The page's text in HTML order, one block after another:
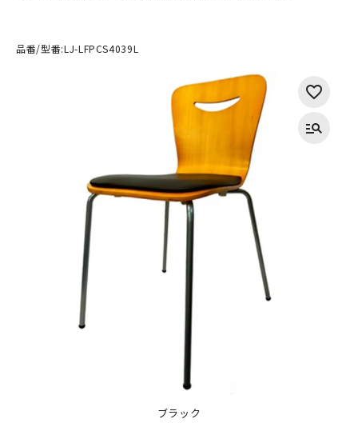
品番/型番:LJ-LFPCS4039L
ブラック